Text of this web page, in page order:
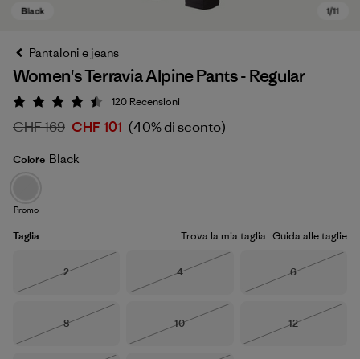
Pantaloni e jeans
Women's Terravia Alpine Pants - Regular
Valutazione: 4.5 / 5
120 Recensioni
CHF 169 CHF 101 (40% di sconto)
Colore Black
Promo
Taglia Trova la mia taglia Guida alle taglie
Taglia
2
Taglia
4
Taglia
6
Taglia
8
Taglia
10
Taglia
12